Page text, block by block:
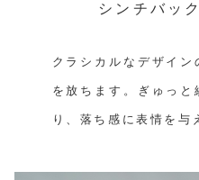
シンチバッ
クラシカルなデザイ
を放ちます。ぎゅっと
り、落ち感に表情を与